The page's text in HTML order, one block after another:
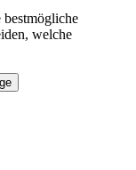
welche